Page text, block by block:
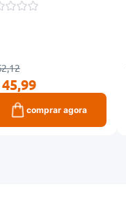
comprar agora